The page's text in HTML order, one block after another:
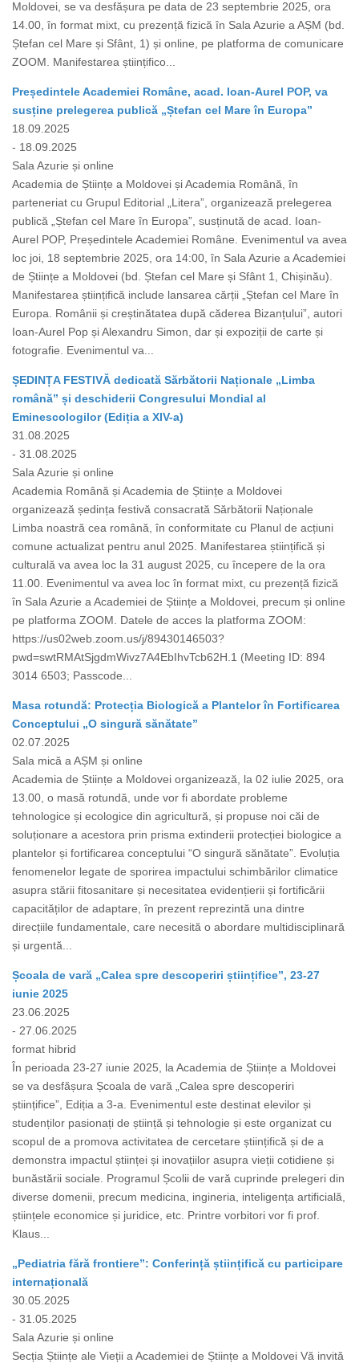
Moldovei, se va desfășura pe data de 23 septembrie 2025, ora
14.00, în format mixt, cu prezență fizică în Sala Azurie a AȘM (bd.
Ștefan cel Mare și Sfânt, 1) și online, pe platforma de comunicare
ZOOM. Manifestarea științifico...
Președintele Academiei Române, acad. Ioan-Aurel POP, va
susține prelegerea publică „Ștefan cel Mare în Europa”
18.09.2025
- 18.09.2025
Sala Azurie și online
Academia de Științe a Moldovei și Academia Română, în
parteneriat cu Grupul Editorial „Litera”, organizează prelegerea
publică „Ștefan cel Mare în Europa”, susținută de acad. Ioan-
Aurel POP, Președintele Academiei Române. Evenimentul va avea
loc joi, 18 septembrie 2025, ora 14:00, în Sala Azurie a Academiei
de Științe a Moldovei (bd. Ștefan cel Mare și Sfânt 1, Chișinău).
Manifestarea științifică include lansarea cărții „Ștefan cel Mare în
Europa. Românii și creștinătatea după căderea Bizanțului”, autori
Ioan-Aurel Pop și Alexandru Simon, dar și expoziții de carte și
fotografie. Evenimentul va...
ȘEDINȚA FESTIVĂ dedicată Sărbătorii Naționale „Limba
română” și deschiderii Congresului Mondial al
Eminescologilor (Ediția a XIV-a)
31.08.2025
- 31.08.2025
Sala Azurie și online
Academia Română și Academia de Științe a Moldovei
organizează ședința festivă consacrată Sărbătorii Naționale
Limba noastră cea română, în conformitate cu Planul de acțiuni
comune actualizat pentru anul 2025. Manifestarea științifică și
culturală va avea loc la 31 august 2025, cu începere de la ora
11.00. Evenimentul va avea loc în format mixt, cu prezență fizică
în Sala Azurie a Academiei de Științe a Moldovei, precum și online
pe platforma ZOOM. Datele de acces la platforma ZOOM:
https://us02web.zoom.us/j/89430146503?
pwd=swtRMAtSjgdmWivz7A4EbIhvTcb62H.1 (Meeting ID: 894
3014 6503; Passcode...
Masa rotundă: Protecția Biologică a Plantelor în Fortificarea
Conceptului „O singură sănătate”
02.07.2025
Sala mică a AȘM și online
Academia de Științe a Moldovei organizează, la 02 iulie 2025, ora
13.00, o masă rotundă, unde vor fi abordate probleme
tehnologice și ecologice din agricultură, și propuse noi căi de
soluționare a acestora prin prisma extinderii protecției biologice a
plantelor și fortificarea conceptului “O singură sănătate”. Evoluția
fenomenelor legate de sporirea impactului schimbărilor climatice
asupra stării fitosanitare și necesitatea evidențierii și fortificării
capacităților de adaptare, în prezent reprezintă una dintre
direcțiile fundamentale, care necesită o abordare multidisciplinară
și urgentă...
Școala de vară „Calea spre descoperiri științifice”, 23-27
iunie 2025
23.06.2025
- 27.06.2025
format hibrid
În perioada 23-27 iunie 2025, la Academia de Științe a Moldovei
se va desfășura Școala de vară „Calea spre descoperiri
științifice”, Ediția a 3-a. Evenimentul este destinat elevilor și
studenților pasionați de știință și tehnologie și este organizat cu
scopul de a promova activitatea de cercetare științifică și de a
demonstra impactul științei și inovațiilor asupra vieții cotidiene și
bunăstării sociale. Programul Școlii de vară cuprinde prelegeri din
diverse domenii, precum medicina, ingineria, inteligența artificială,
științele economice și juridice, etc. Printre vorbitori vor fi prof.
Klaus...
„Pediatria fără frontiere”: Conferință științifică cu participare
internațională
30.05.2025
- 31.05.2025
Sala Azurie și online
Secția Științe ale Vieții a Academiei de Științe a Moldovei Vă invită